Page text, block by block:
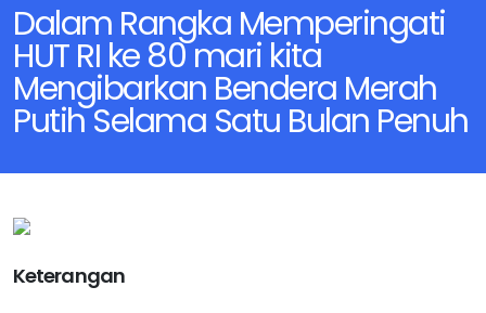
Dalam Rangka Memperingati
HUT RI ke 80 mari kita
Mengibarkan Bendera Merah
Putih Selama Satu Bulan Penuh
Keterangan